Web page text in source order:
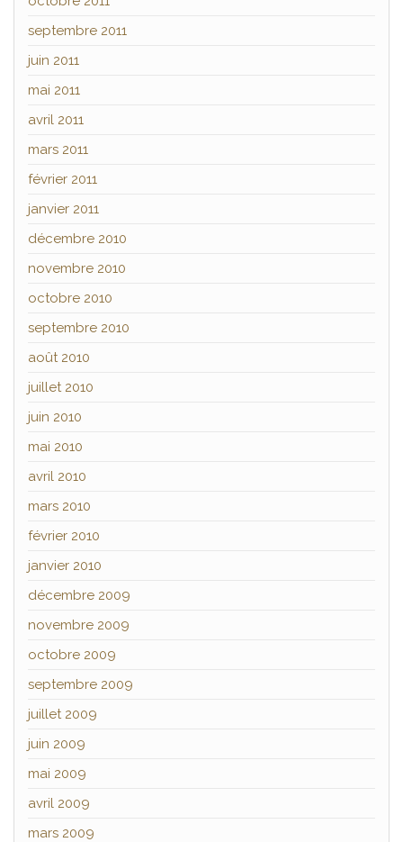
septembre 2011
juin 2011
mai 2011
avril 2011
mars 2011
février 2011
janvier 2011
décembre 2010
novembre 2010
octobre 2010
septembre 2010
août 2010
juillet 2010
juin 2010
mai 2010
avril 2010
mars 2010
février 2010
janvier 2010
décembre 2009
novembre 2009
octobre 2009
septembre 2009
juillet 2009
juin 2009
mai 2009
avril 2009
mars 2009